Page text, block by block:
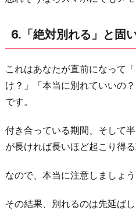
6.「絶対別れる」と固
これはあなたが直前になって
け？」「本当に別れていいの
です。
付き合っている期間、そして
が長ければ長いほど起こり得る
なので、本当に注意しましょう
その結果、別れるのは先延ば